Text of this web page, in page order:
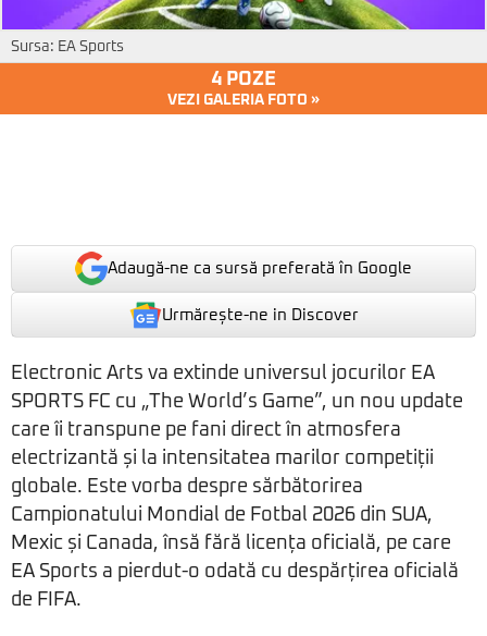
Sursa: EA Sports
4 POZE
VEZI GALERIA FOTO »
Adaugă-ne ca sursă preferată în Google
Urmărește-ne in Discover
Electronic Arts va extinde universul jocurilor EA
SPORTS FC cu „The World’s Game”, un nou update
care îi transpune pe fani direct în atmosfera
electrizantă și la intensitatea marilor competiții
globale. Este vorba despre sărbătorirea
Campionatului Mondial de Fotbal 2026 din SUA,
Mexic și Canada, însă fără licența oficială, pe care
EA Sports a pierdut-o odată cu despărțirea oficială
de FIFA.